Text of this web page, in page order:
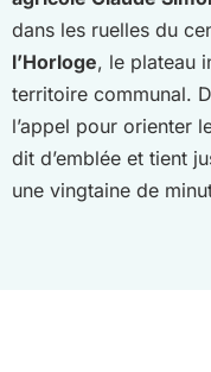
dans les ruelles du
l’Horloge, le plateau
territoire communal.
l’appel pour orienter
dit d’emblée et tient
une vingtaine de